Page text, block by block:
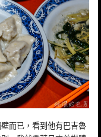
而已，看到他有巴吉魯